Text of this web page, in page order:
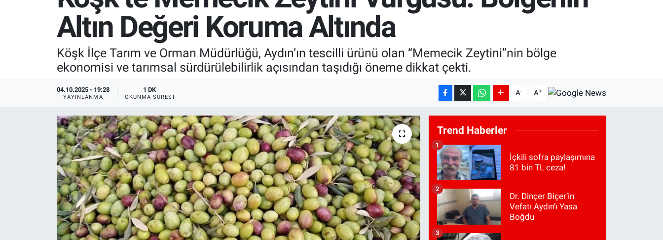
Altın Değeri Koruma Altında
Köşk İlçe Tarım ve Orman Müdürlüğü, Aydın’ın tescilli ürünü olan “Memecik Zeytini”nin bölge
ekonomisi ve tarımsal sürdürülebilirlik açısından taşıdığı öneme dikkat çekti.
04.10.2025 - 19:28
YAYINLANMA
1 DK
OKUNMA SÜRESI A- A+
Trend Haberler
İçkili sofra paylaşımına
81 bin TL ceza!
1
Dr. Dinçer Biçer’in
Vefatı Aydın’ı Yasa
Boğdu
2
3